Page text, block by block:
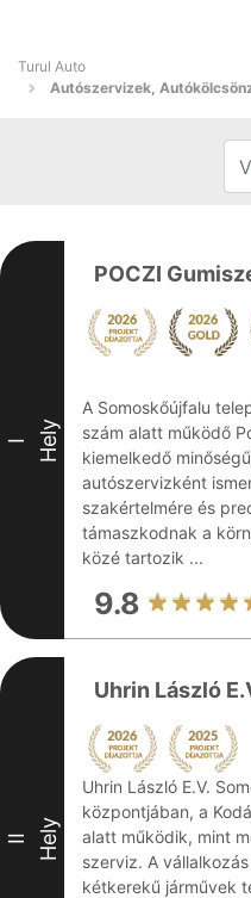
Turul Auto
Autószervizek,
I Hely
POCZI
A Somoskőújfalu
szám alatt működő
kiemelkedő
autószervizként
szakértelmére és
támaszkodnak a
közé tartozik ...
9.8
II Hely
Uhrin László
Uhrin László E.V.
központjában, a
alatt működik, mint
szerviz. A
kétkerekű járművek